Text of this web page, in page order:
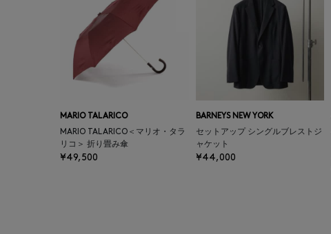
MARIO TALARICO
MARIO TALARICO＜マリオ・タラ
リコ＞ 折り畳み傘
¥49,500
BARNEYS NEW YORK
セットアップ シングルブレストジ
ャケット
¥44,000